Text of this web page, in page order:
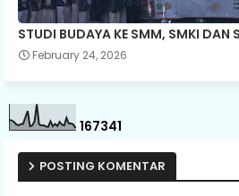
STUDI BUDAYA KE SMM, SMKI DAN
February 24, 2026
167341
POSTING KOMENTAR